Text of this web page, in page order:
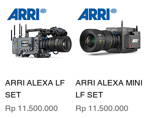
ARRI ALEXA LF
SET
Price
Rp 11.500.000
ARRI ALEXA MINI
LF SET
Price
Rp 11.500.000